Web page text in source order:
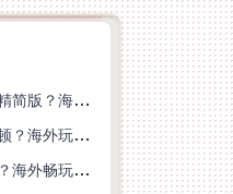
巴西怎么玩边锋四人斗地主精简版？海外游戏党的加速器终极选择
巴西怎么玩新笑傲江湖不卡顿？海外玩家国服游戏加速终极指南（附猫和老鼠一梦江湖实测）
英国打明日之后怎么提速的？海外畅玩国服游戏终极指南